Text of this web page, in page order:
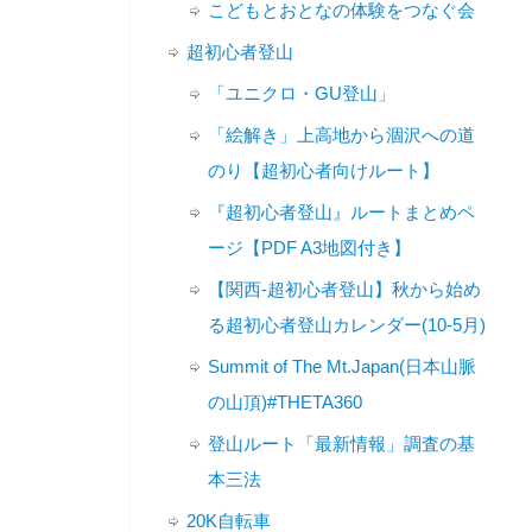
こどもとおとなの体験をつなぐ会
超初心者登山
「ユニクロ・GU登山」
「絵解き」上高地から涸沢への道
のり【超初心者向けルート】
『超初心者登山』ルートまとめペ
ージ【PDF A3地図付き】
【関西-超初心者登山】秋から始め
る超初心者登山カレンダー(10-5月)
Summit of The Mt.Japan(日本山脈
の山頂)#THETA360
登山ルート「最新情報」調査の基
本三法
20K自転車